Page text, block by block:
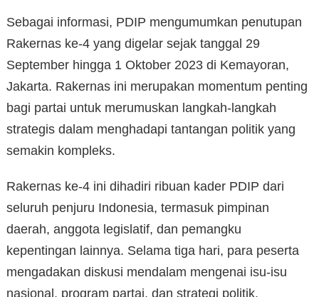
Sebagai informasi, PDIP mengumumkan penutupan
Rakernas ke-4 yang digelar sejak tanggal 29
September hingga 1 Oktober 2023 di Kemayoran,
Jakarta. Rakernas ini merupakan momentum penting
bagi partai untuk merumuskan langkah-langkah
strategis dalam menghadapi tantangan politik yang
semakin kompleks.
Rakernas ke-4 ini dihadiri ribuan kader PDIP dari
seluruh penjuru Indonesia, termasuk pimpinan
daerah, anggota legislatif, dan pemangku
kepentingan lainnya. Selama tiga hari, para peserta
mengadakan diskusi mendalam mengenai isu-isu
nasional, program partai, dan strategi politik.